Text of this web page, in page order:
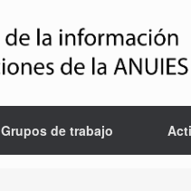
Grupos de trabajo